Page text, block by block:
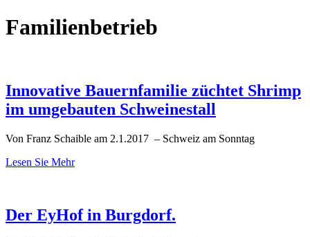
Familienbetrieb
Innovative Bauernfamilie züchtet Shrimp
im umgebauten Schweinestall
Von Franz Schaible am 2.1.2017 – Schweiz am Sonntag
Lesen Sie Mehr
Der EyHof in Burgdorf.